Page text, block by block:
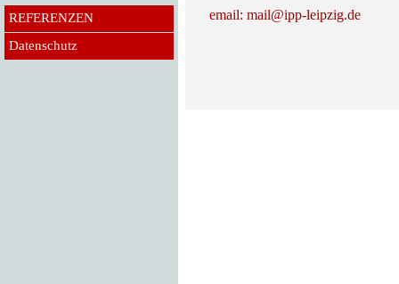
REFERENZEN
Datenschutz
email: mail@ipp-leipzig.de